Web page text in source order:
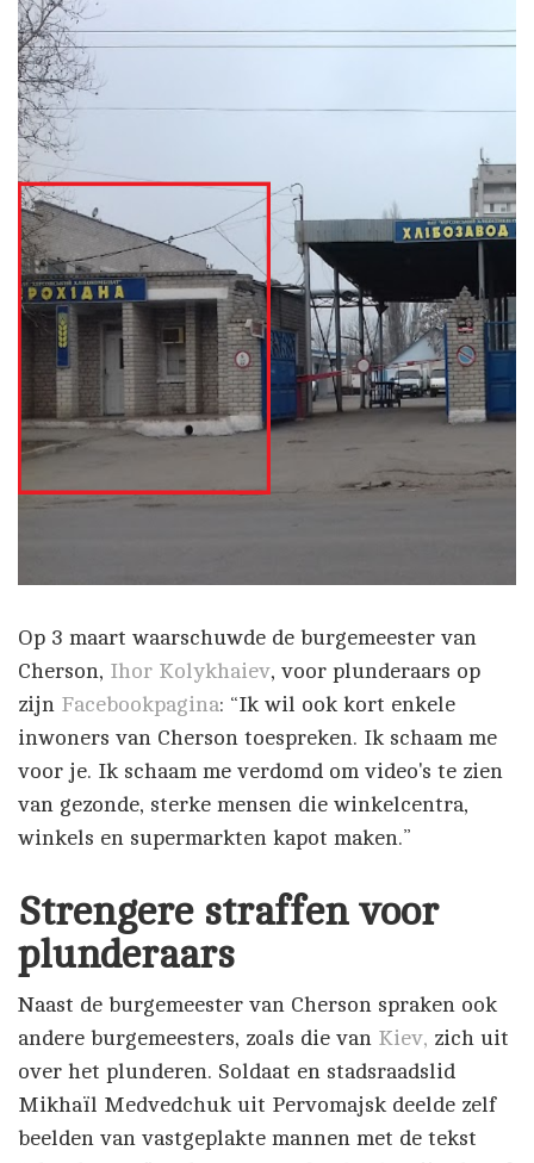
Op 3 maart waarschuwde de burgemeester van
Cherson, Ihor Kolykhaiev, voor plunderaars op
zijn Facebookpagina: “Ik wil ook kort enkele
inwoners van Cherson toespreken. Ik schaam me
voor je. Ik schaam me verdomd om video's te zien
van gezonde, sterke mensen die winkelcentra,
winkels en supermarkten kapot maken.”
Strengere straffen voor
plunderaars
Naast de burgemeester van Cherson spraken ook
andere burgemeesters, zoals die van Kiev, zich uit
over het plunderen. Soldaat en stadsraadslid
Mikhaïl Medvedchuk uit Pervomajsk deelde zelf
beelden van vastgeplakte mannen met de tekst